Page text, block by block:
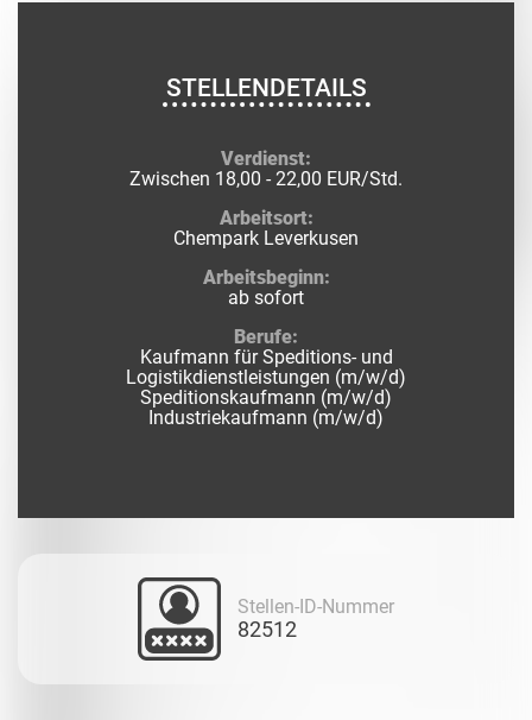
STELLENDETAILS
Verdienst:
Zwischen 18,00 - 22,00 EUR/Std.
Arbeitsort:
Chempark Leverkusen
Arbeitsbeginn:
ab sofort
Berufe:
Kaufmann für Speditions- und
Logistikdienstleistungen (m/w/d)
Speditionskaufmann (m/w/d)
Industriekaufmann (m/w/d)
Stellen-ID-Nummer
82512